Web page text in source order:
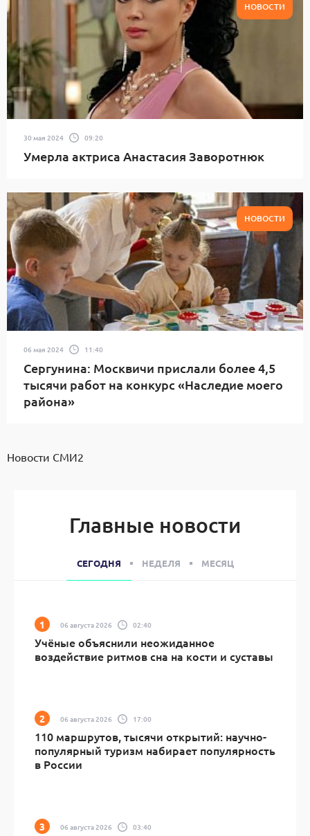
НОВОСТИ
30 мая 2024 09:20
Умерла актриса Анастасия Заворотнюк
НОВОСТИ
06 мая 2024 11:40
Сергунина: Москвичи прислали более 4,5
тысячи работ на конкурс «Наследие моего
района»
Новости СМИ2
Главные новости
СЕГОДНЯ НЕДЕЛЯ МЕСЯЦ
06 августа 2026 02:40
Учёные объяснили неожиданное
воздействие ритмов сна на кости и суставы
06 августа 2026 17:00
110 маршрутов, тысячи открытий: научно-
популярный туризм набирает популярность
в России
06 августа 2026 03:40